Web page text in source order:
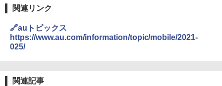
関連リンク
🔗auトピックス
https://www.au.com/information/topic/mobile/2021-
025/
関連記事